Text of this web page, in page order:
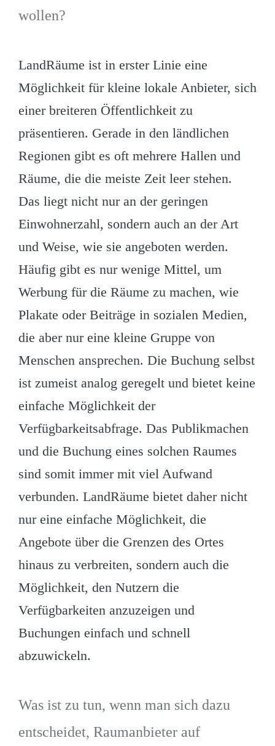
wollen?
LandRäume ist in erster Linie eine
Möglichkeit für kleine lokale Anbieter, sich
einer breiteren Öffentlichkeit zu
präsentieren. Gerade in den ländlichen
Regionen gibt es oft mehrere Hallen und
Räume, die die meiste Zeit leer stehen.
Das liegt nicht nur an der geringen
Einwohnerzahl, sondern auch an der Art
und Weise, wie sie angeboten werden.
Häufig gibt es nur wenige Mittel, um
Werbung für die Räume zu machen, wie
Plakate oder Beiträge in sozialen Medien,
die aber nur eine kleine Gruppe von
Menschen ansprechen. Die Buchung selbst
ist zumeist analog geregelt und bietet keine
einfache Möglichkeit der
Verfügbarkeitsabfrage. Das Publikmachen
und die Buchung eines solchen Raumes
sind somit immer mit viel Aufwand
verbunden. LandRäume bietet daher nicht
nur eine einfache Möglichkeit, die
Angebote über die Grenzen des Ortes
hinaus zu verbreiten, sondern auch die
Möglichkeit, den Nutzern die
Verfügbarkeiten anzuzeigen und
Buchungen einfach und schnell
abzuwickeln.
Was ist zu tun, wenn man sich dazu
entscheidet, Raumanbieter auf